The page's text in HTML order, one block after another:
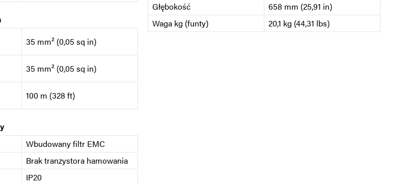
35 mm² (0,05 sq in)
35 mm² (0,05 sq in)
100 m (328 ft)
Wbudowany filtr EMC
Brak tranzystora hamowania
IP20
Głębokość
658 mm (25,91 in)
Waga kg (funty)
20,1 kg (44,31 lbs)